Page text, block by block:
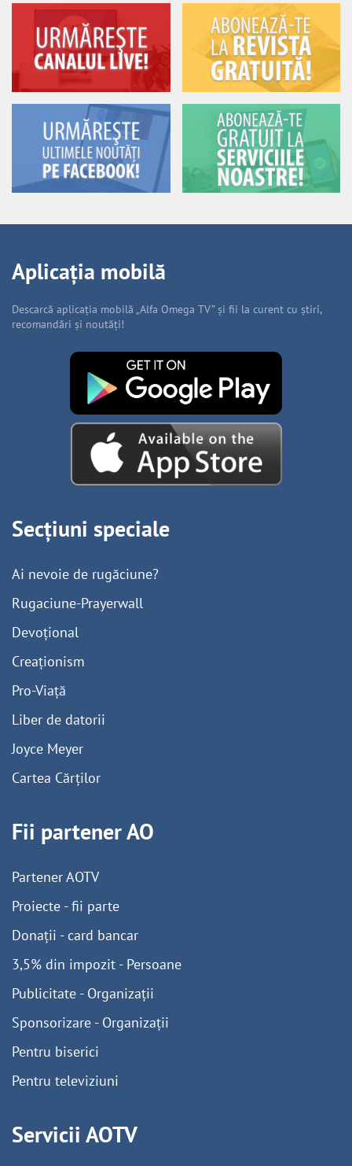
Aplicația mobilă
Descarcă aplicația mobilă „Alfa Omega TV” și fii la curent cu știri,
recomandări și noutăți!
Secțiuni speciale
Ai nevoie de rugăciune?
Rugaciune-Prayerwall
Devoțional
Creaționism
Pro-Viață
Liber de datorii
Joyce Meyer
Cartea Cărților
Fii partener AO
Partener AOTV
Proiecte - fii parte
Donații - card bancar
3,5% din impozit - Persoane
Publicitate - Organizații
Sponsorizare - Organizații
Pentru biserici
Pentru televiziuni
Servicii AOTV